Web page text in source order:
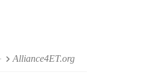
Alliance4ET.org